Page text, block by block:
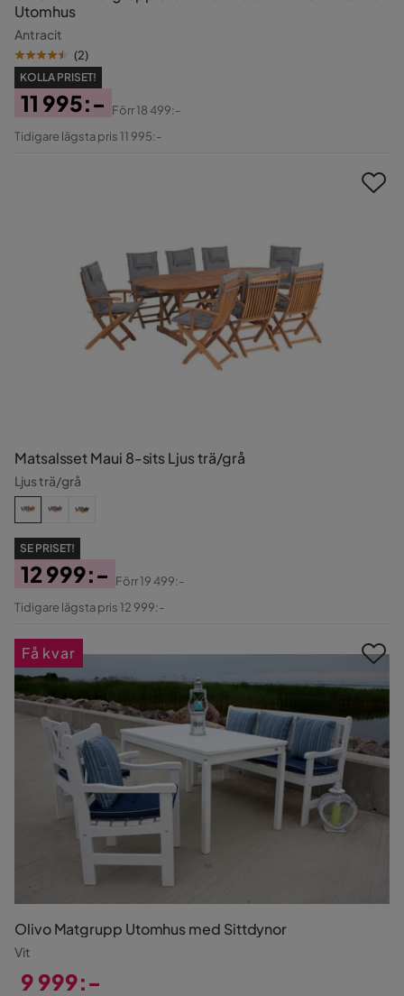
Utomhus
Antracit
(2)
KOLLA PRISET!
Pris
11 995:-
Original
Förr18 499:-
Tidigare lägsta pris 11 995:-
Matsalsset Maui 8-sits Ljus trä/grå
Ljus trä/grå
SE PRISET!
Pris
12 999:-
Original
Förr19 499:-
Tidigare lägsta pris 12 999:-
Olivo Matgrupp Utomhus med Sittdynor
Vit
9 999:-
Få kvar